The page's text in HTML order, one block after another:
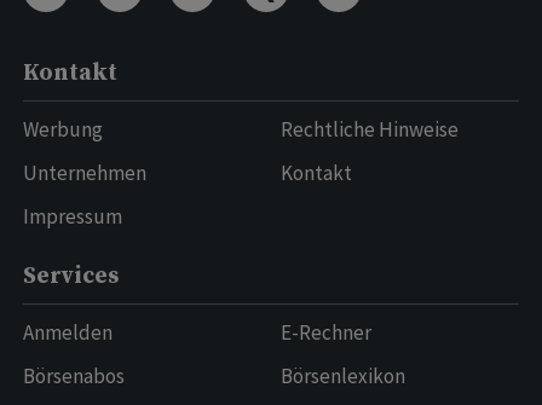
Kontakt
Werbung
Unternehmen
Impressum
Rechtliche Hinweise
Kontakt
Services
Anmelden
Börsenabos
E-Rechner
Börsenlexikon